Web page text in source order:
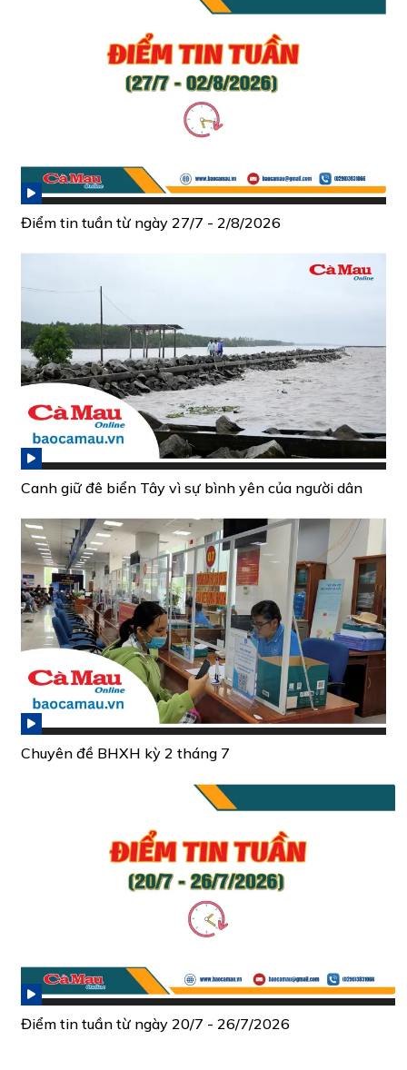
Điểm tin tuần từ ngày 27/7 - 2/8/2026
Canh giữ đê biển Tây vì sự bình yên của người dân
Chuyên đề BHXH kỳ 2 tháng 7
Điểm tin tuần từ ngày 20/7 - 26/7/2026